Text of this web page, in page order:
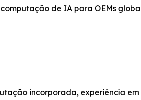
de IA para OEMs
incorporada, experiência